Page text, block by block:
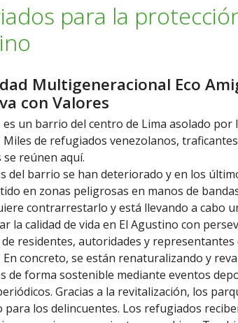
para la
Multigeneracional Eco
con Valores
es un barrio del centro de Lima asolado por
Miles de refugiados venezolanos,
reúnen aquí.
del barrio se han deteriorado y en los
en zonas peligrosas en manos de
contrarrestarlo y está llevando a cabo
la calidad de vida en El Agustino con
residentes, autoridades y representantes
concreto, se están renaturalizando y
de forma sostenible mediante eventos
Gracias a la revitalización, los
para los delincuentes. Los refugiados